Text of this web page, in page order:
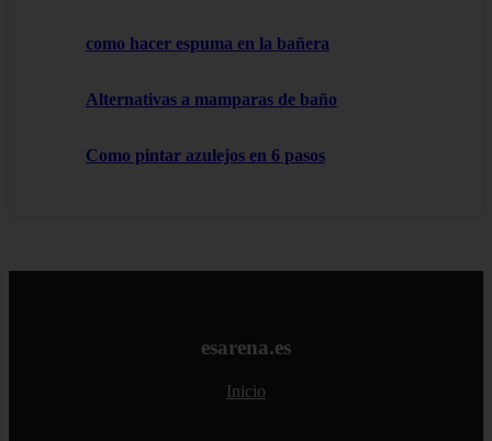
como hacer espuma en la bañera
Alternativas a mamparas de baño
Como pintar azulejos en 6 pasos
esarena.es
Inicio